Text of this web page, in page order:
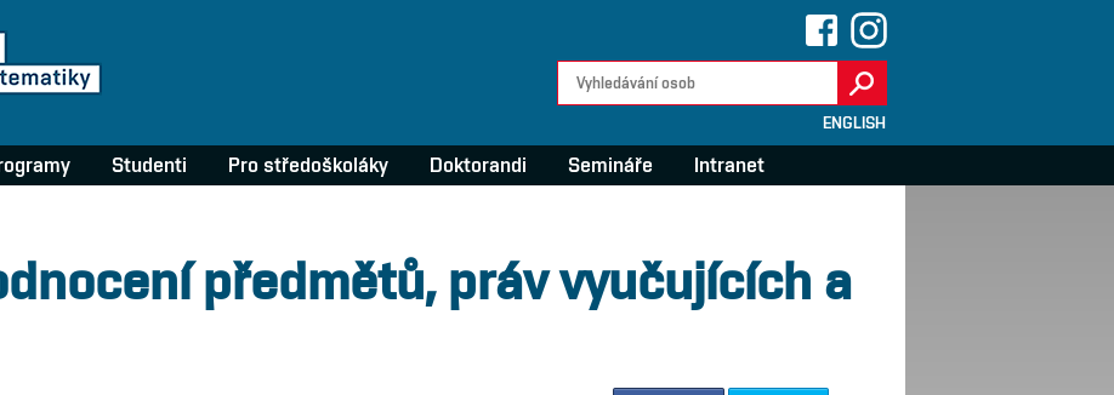
ENGLISH
Studenti Pro středoškoláky Doktorandi Semináře Intranet
předmětů, práv vyučujících a